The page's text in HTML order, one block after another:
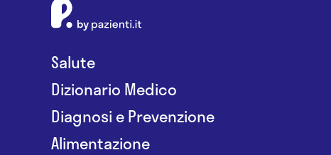
Salute
Dizionario Medico
Diagnosi e Prevenzione
Alimentazione